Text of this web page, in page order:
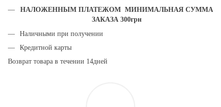
НАЛОЖЕННЫМ ПЛАТЕЖОМ МИНИМАЛЬНАЯ СУММА
ЗАКАЗА 300грн
Наличными при получении
Кредитной карты
Возврат товара в течении 14дней